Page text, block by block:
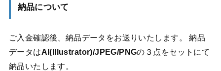
納品について
ご入金確認後、納品データをお送りいたします。 納品
データはAI(Illustrator)/JPEG/PNGの３点をセットにて
納品いたします。